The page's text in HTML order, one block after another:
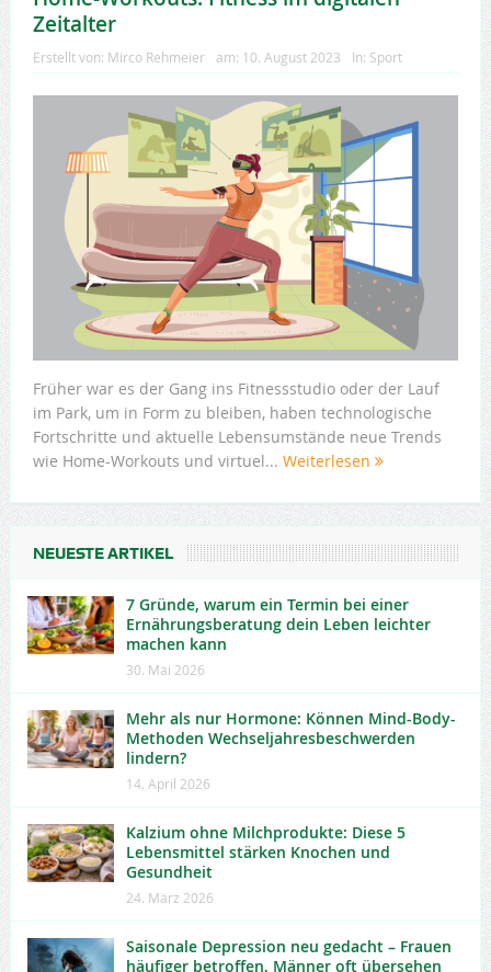
Zeitalter
Erstellt von: Mirco Rehmeier am: 10. August 2023 In: Sport
Früher war es der Gang ins Fitnessstudio oder der Lauf
im Park, um in Form zu bleiben, haben technologische
Fortschritte und aktuelle Lebensumstände neue Trends
wie Home-Workouts und virtuel... Weiterlesen
NEUESTE ARTIKEL
7 Gründe, warum ein Termin bei einer
Ernährungsberatung dein Leben leichter
machen kann
30. Mai 2026
Mehr als nur Hormone: Können Mind-Body-
Methoden Wechseljahresbeschwerden
lindern?
14. April 2026
Kalzium ohne Milchprodukte: Diese 5
Lebensmittel stärken Knochen und
Gesundheit
24. März 2026
Saisonale Depression neu gedacht – Frauen
häufiger betroffen, Männer oft übersehen